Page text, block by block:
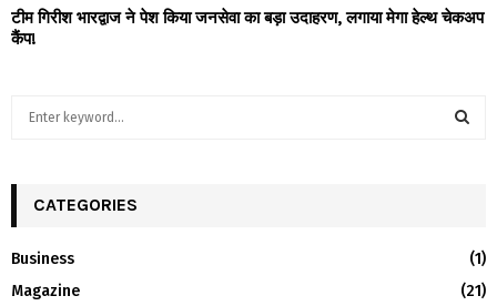
टीम गिरीश भारद्वाज ने पेश किया जनसेवा का बड़ा उदाहरण, लगाया मेगा हेल्थ चेकअप
कैंप!
h
o
r
R
CATEGORIES
Business
(1)
Magazine
(21)